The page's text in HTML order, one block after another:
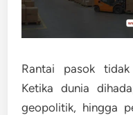
Rantai pasok
Ketika dunia
geopolitik, hingga